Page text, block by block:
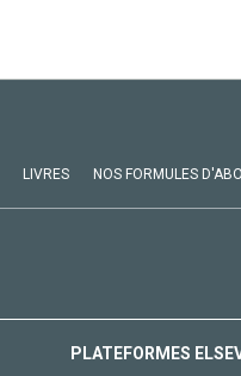
LIVRES NOS FORMULES
PLATEFORMES